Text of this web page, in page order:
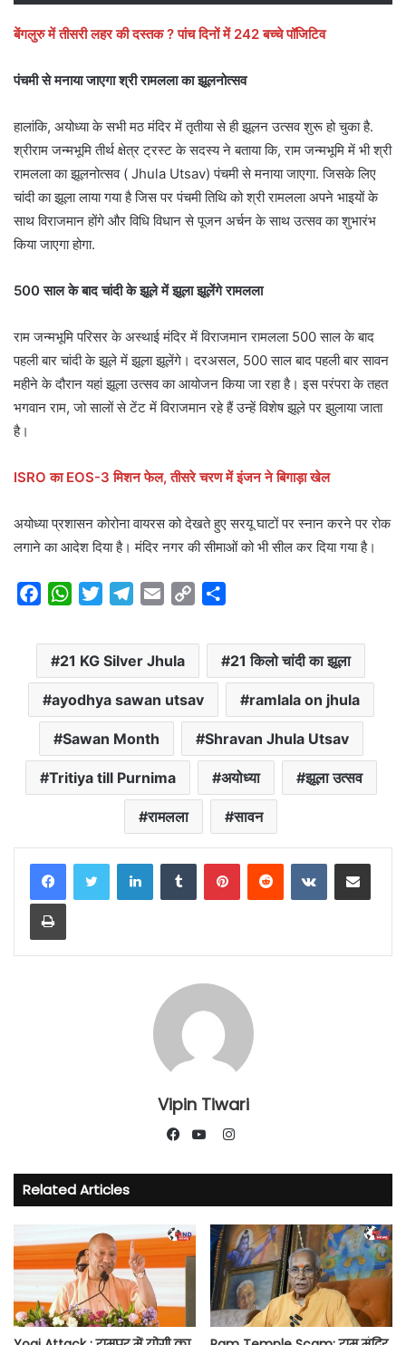
बेंगलुरु में तीसरी लहर की दस्तक ? पांच दिनों में 242 बच्चे पॉजिटिव
पंचमी से मनाया जाएगा श्री रामलला का झूलनोत्सव
हालांकि, अयोध्या के सभी मठ मंदिर में तृतीया से ही झूलन उत्सव शुरू हो चुका है.
श्रीराम जन्मभूमि तीर्थ क्षेत्र ट्रस्ट के सदस्य ने बताया कि, राम जन्मभूमि में भी श्री
रामलला का झूलनोत्सव ( Jhula Utsav) पंचमी से मनाया जाएगा. जिसके लिए
चांदी का झूला लाया गया है जिस पर पंचमी तिथि को श्री रामलला अपने भाइयों के
साथ विराजमान होंगे और विधि विधान से पूजन अर्चन के साथ उत्सव का शुभारंभ
किया जाएगा होगा.
500 साल के बाद चांदी के झूले में झूला झूलेंगे रामलला
राम जन्मभूमि परिसर के अस्थाई मंदिर में विराजमान रामलला 500 साल के बाद
पहली बार चांदी के झूले में झूला झूलेंगे। दरअसल, 500 साल बाद पहली बार सावन
महीने के दौरान यहां झूला उत्सव का आयोजन किया जा रहा है। इस परंपरा के तहत
भगवान राम, जो सालों से टेंट में विराजमान रहे हैं उन्हें विशेष झूले पर झुलाया जाता
है।
ISRO का EOS-3 मिशन फेल, तीसरे चरण में इंजन ने बिगाड़ा खेल
अयोध्या प्रशासन कोरोना वायरस को देखते हुए सरयू घाटों पर स्नान करने पर रोक
लगाने का आदेश दिया है। मंदिर नगर की सीमाओं को भी सील कर दिया गया है।
c
b
o
k
W
a
t
s
A
p
p
i
t
t
e
r
l
e
g
r
a
m
a
i
l
p
L
i
n
k
a
r
e
21 KG Silver Jhula 21 किलो चांदी का झूला
ayodhya sawan utsav ramlala on jhula
Sawan Month Shravan Jhula Utsav
Tritiya till Purnima अयोध्या झूला उत्सव
रामलला सावन
LinkedInTumblr PinterestReddit VKontakteShare via Email
Print
Vipin Tiwari
Instagram
Related Articles